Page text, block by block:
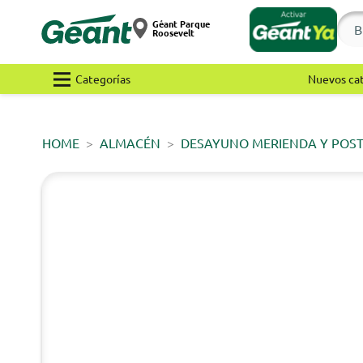
Géant Parque
Roosevelt
Categorías Nuevos
HOME ALMACÉN DESAYUNO MERIENDA Y